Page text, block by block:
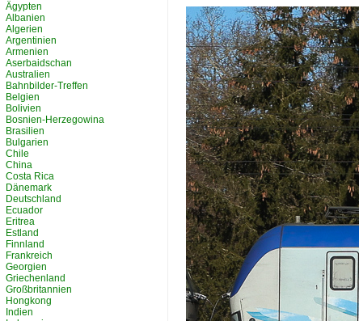
Ägypten
Albanien
Algerien
Argentinien
Armenien
Aserbaidschan
Australien
Bahnbilder-Treffen
Belgien
Bolivien
Bosnien-Herzegowina
Brasilien
Bulgarien
Chile
China
Costa Rica
Dänemark
Deutschland
Ecuador
Eritrea
Estland
Finnland
Frankreich
Georgien
Griechenland
Großbritannien
Hongkong
Indien